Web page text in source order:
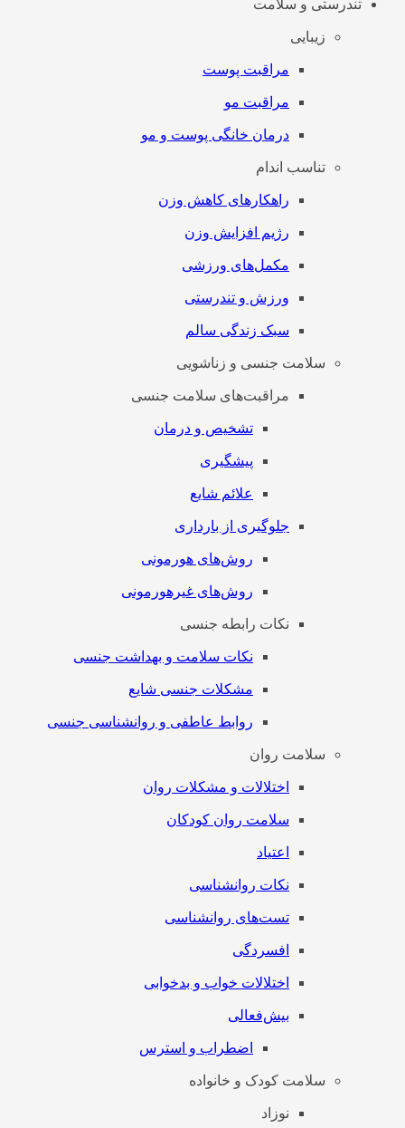
تندرستی و سلامت
زیبایی
مراقبت پوست
مراقبت مو
درمان خانگی پوست و مو
تناسب اندام
راهکارهای کاهش وزن
رژیم افزایش وزن
مکمل‌های ورزشی
ورزش و تندرستی
سبک زندگی سالم
سلامت جنسی و زناشویی
مراقبت‌های سلامت جنسی
تشخیص و درمان
پیشگیری
علائم شایع
جلوگیری از بارداری
روش‌های هورمونی
روش‌های غیرهورمونی
نکات رابطه جنسی
نکات سلامت و بهداشت جنسی
مشکلات جنسی شایع
روابط عاطفی و روانشناسی جنسی
سلامت روان
اختلالات و مشکلات روان
سلامت روان کودکان
اعتیاد
نکات روانشناسی
تست‌های روانشناسی
افسردگی
اختلالات خواب و بدخوابی
بیش‌فعالی
اضطراب و استرس
سلامت کودک و خانواده
نوزاد